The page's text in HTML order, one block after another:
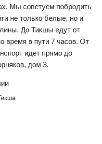
Мы советуем побродить
не только белые, но и
До Тикшы едут от
время в пути 7 часов. От
идет прямо до
дом 3.